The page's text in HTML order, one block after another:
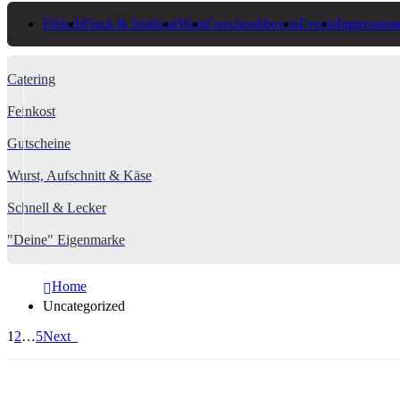
FleischFisch & SeafoodWeinGeschenkboxenEvents
Catering
Feinkost
Gutscheine
Wurst, Aufschnitt & Käse
Schnell & Lecker
"Deine" Eigenmarke
Home
Uncategorized
1 2…5Next